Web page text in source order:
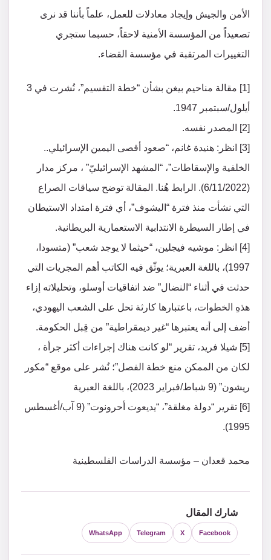
الأمن والجيش وإيجاد معادلات للعمل، علماً بأننا قد نرى
تصعيداً من المؤسسة الأمنية لاحقاً، حسبما ستجري
التغييرات المرتقبة في مؤسسة القضاء.
[1] مقالة مناحيم بيغن بشأن “خطة التقسيم”، نُشرت في 3
أيلول/سبتمبر 1947.
[2] المصدر نفسه.
[3] انظر: هنيدة غانم، “صعود أقصى اليمين الإسرائيلي..
الخلفية والإسقاطات”، “المشهد الإسرائيليّ” ، مركز مدار
(6/11/2022). الرابط هُنا. المقالة توضح سياقات الصراع
التي نشأت منذ فترة “اليشوف”، أي فترة امتداد الاستيطان
في إطار السيطرة الانتدابية الاستعمارية البريطانية.
[4] انظر: موشيه فيجلين، “حيثما لا يوجد شعب” (متسودا،
1997)، باللغة العبرية؛ يوثّق فيه الكاتب أهم المجريات التي
حدثت في أثناء “النضال” ضد اتفاقيات أوسلو، وتحليلاته إزاء
هذهِ الخطوات، باعتبارها كارثة تحل على الشعب اليهودي،
أضف إلى أنه يعتبرها “غير ديمقراطية” من قِبل الحكومة.
[5] شيلا فريد، تقرير “لو كانت هناك إجراءات أكثر جرأة ،
لكان من الممكن منع خطة الفصل”؛ نُشر على موقع “مكور
ريشون” (9 شباط/فبراير 2023)، باللغة العبرية
[6] تقرير “دولة مغلقة”، “يديعوت أحرونوت” (9 آب/أغسطس
1995).
محمد قعدان – مؤسسة الدراسات الفلسطينية
شارك المقال
Facebook
X
Telegram
WhatsApp